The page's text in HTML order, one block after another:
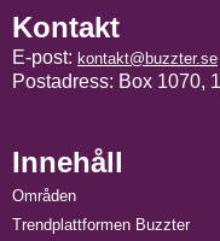
Kontakt
E-post: kontakt@buzzter.se
Postadress: Box 1070,
Innehåll
Områden
Trendplattformen Buzzter